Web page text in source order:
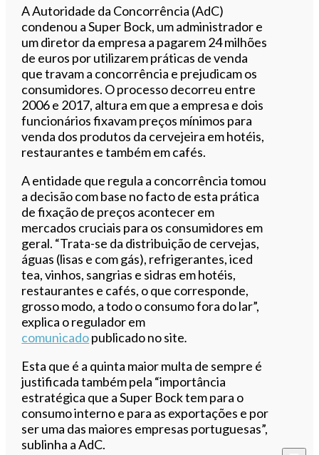
Ouvir este artigo
A Autoridade da Concorrência (AdC)
condenou a Super Bock, um administrador e
um diretor da empresa a pagarem 24 milhões
de euros por utilizarem práticas de venda
que travam a concorrência e prejudicam os
consumidores. O processo decorreu entre
2006 e 2017, altura em que a empresa e dois
funcionários fixavam preços mínimos para
venda dos produtos da cervejeira em hotéis,
restaurantes e também em cafés.
A entidade que regula a concorrência tomou
a decisão com base no facto de esta prática
de fixação de preços acontecer em
mercados cruciais para os consumidores em
geral. “Trata-se da distribuição de cervejas,
águas (lisas e com gás), refrigerantes, iced
tea, vinhos, sangrias e sidras em hotéis,
restaurantes e cafés, o que corresponde,
grosso modo, a todo o consumo fora do lar”,
explica o regulador em
comunicadopublicado no site.
Esta que é a quinta maior multa de sempre é
justificada também pela “importância
estratégica que a Super Bock tem para o
consumo interno e para as exportações e por
ser uma das maiores empresas portuguesas”,
sublinha a AdC.